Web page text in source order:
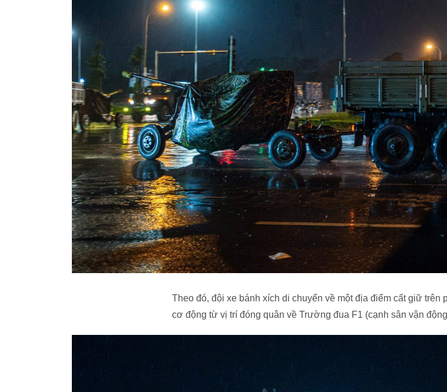
Theo đó, đội xe bánh xích di chuyển về một địa điểm cất giữ
cơ động từ vị trí đóng quân về Trường đua F1 (cạnh sân vận